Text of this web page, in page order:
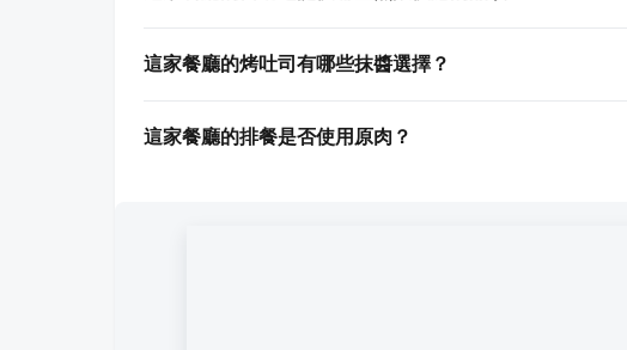
這家餐廳的烤吐司有哪些抹醬選擇？
這家餐廳的排餐是否使用原肉？